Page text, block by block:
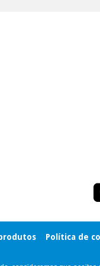
Política de